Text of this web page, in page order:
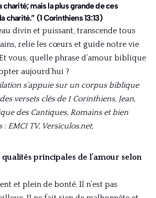
charité; mais la plus grande de ces
charité.” (1 Corinthiens 13:13)
divin et puissant, transcende tous
relie les cœurs et guide notre vie
vous, quelle phrase d’amour biblique
aujourd’hui ?
s’appuie sur un corpus biblique
versets clés de 1 Corinthiens, Jean,
des Cantiques, Romains et bien
: EMCI TV, Versiculos.net,
qualités principales de l’amour selon
et plein de bonté. Il n’est pas